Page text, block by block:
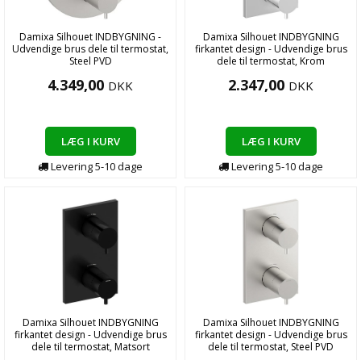
Damixa Silhouet INDBYGNING -
Udvendige brus dele til termostat,
Steel PVD
4.349,00 DKK
LÆG I KURV
Levering5-10dage
Damixa Silhouet INDBYGNING
firkantet design - Udvendige brus
dele til termostat, Krom
2.347,00 DKK
LÆG I KURV
Levering5-10dage
Damixa Silhouet INDBYGNING
firkantet design - Udvendige brus
dele til termostat, Matsort
Damixa Silhouet INDBYGNING
firkantet design - Udvendige brus
dele til termostat, Steel PVD